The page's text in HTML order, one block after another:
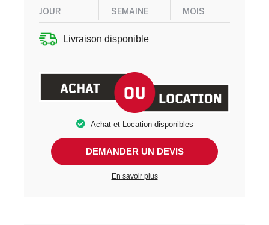
JOUR SEMAINE MOIS
Livraison disponible
Achat et Location disponibles
DEMANDER UN DEVIS
En savoir plus